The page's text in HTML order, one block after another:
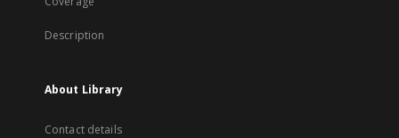
Description
About Library
Contact details